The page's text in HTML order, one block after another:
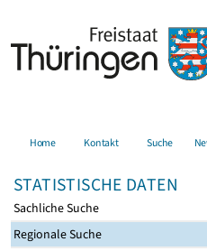
Home Kontakt Suche
STATISTISCHE DATEN
Sachliche Suche
Regionale Suche